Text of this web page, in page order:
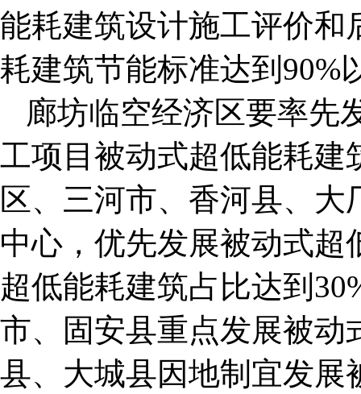
能耗建筑设计施工评价和
耗建筑节能标准达到90%
廊坊临空经济区要率先
工项目被动式超低能耗建
区、三河市、香河县、
中心，优先发展被动式
超低能耗建筑占比达到
市、固安县重点发展被动
县、大城县因地制宜发展